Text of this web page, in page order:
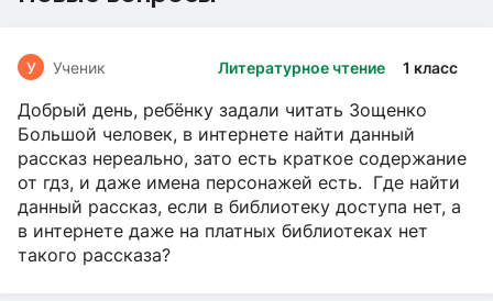
Литературное чтение 1 класс
У Ученик
Добрый день, ребёнку задали читать Зощенко
Большой человек, в интернете найти данный
рассказ нереально, зато есть краткое содержание
от гдз, и даже имена персонажей есть. Где найти
данный рассказ, если в библиотеку доступа нет, а
в интернете даже на платных библиотеках нет
такого рассказа?